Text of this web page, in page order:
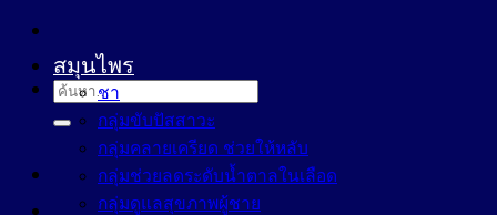
ค้นหา:
สมุนไพร
ชา
กลุ่มขับปัสสาวะ
กลุ่มคลายเครียด ช่วยให้หลับ
กลุ่มช่วยลดระดับน้ำตาลในเลือด
กลุ่มดูแลสุขภาพผู้ชาย